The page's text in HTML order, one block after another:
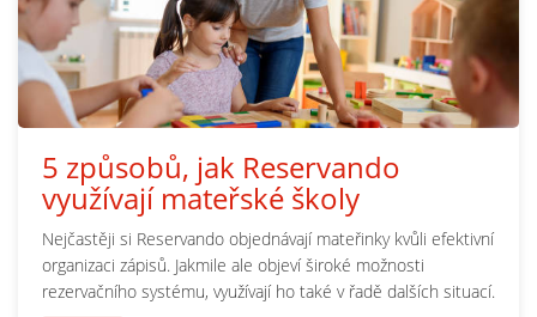
5 způsobů, jak Reservando
využívají mateřské školy
Nejčastěji si Reservando objednávají mateřinky kvůli efektivní
organizaci zápisů. Jakmile ale objeví široké možnosti
rezervačního systému, využívají ho také v řadě dalších situací.